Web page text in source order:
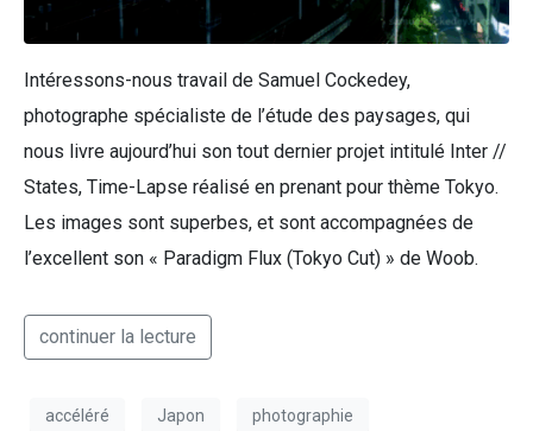
Intéressons-nous travail de Samuel Cockedey,
photographe spécialiste de l’étude des paysages, qui
nous livre aujourd’hui son tout dernier projet intitulé Inter //
States, Time-Lapse réalisé en prenant pour thème Tokyo.
Les images sont superbes, et sont accompagnées de
l’excellent son « Paradigm Flux (Tokyo Cut) » de Woob.
continuer la lecture
accéléré Japon photographie